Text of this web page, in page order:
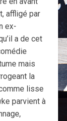
affligé par
ex-
a de cet
mais
la
lisse
parvient à